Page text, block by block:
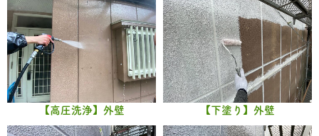
【高圧洗浄】外壁 【下塗り】外壁